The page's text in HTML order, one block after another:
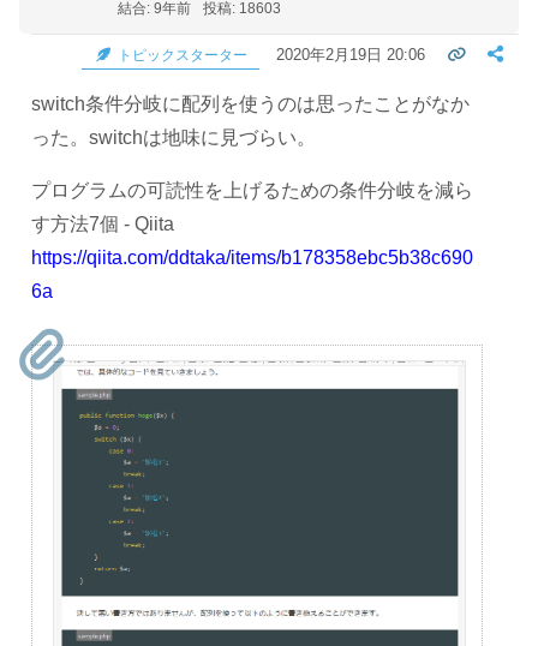
結合: 9年前 投稿: 18603
トピックスターター 2020年2月19日 20:06
switch条件分岐に配列を使うのは思ったことがなか
った。switchは地味に見づらい。
プログラムの可読性を上げるための条件分岐を減ら
す方法7個 - Qiita
https://qiita.com/ddtaka/items/b178358ebc5b38c690
6a